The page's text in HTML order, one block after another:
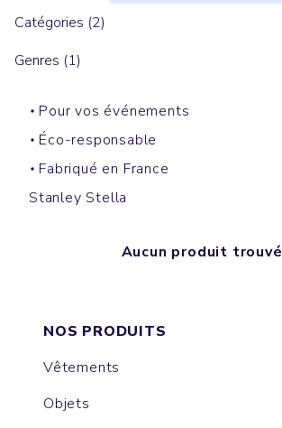
Catégories (2)
Genres (1)
Pour vos événements
Éco-responsable
Fabriqué en France
Stanley Stella
Aucun produit trouvé
NOS PRODUITS
Vêtements
Objets